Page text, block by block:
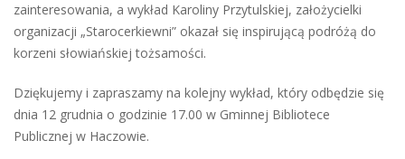
zainteresowania, a wykład Karoliny Przytulskiej, założycielki
organizacji „Starocerkiewni” okazał się inspirującą podróżą do
korzeni słowiańskiej tożsamości.
Dziękujemy i zapraszamy na kolejny wykład, który odbędzie się
dnia 12 grudnia o godzinie 17.00 w Gminnej Bibliotece
Publicznej w Haczowie.